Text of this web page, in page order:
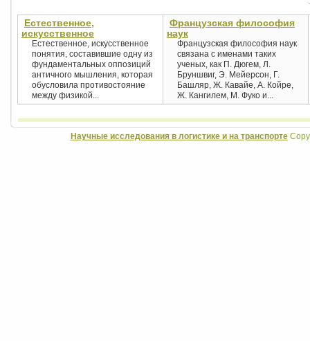
Естественное,
искусственное
Естественное, искусственное
понятия, составившие одну из
фундаментальных оппозиций
античного мышления, которая
обусловила противостояние
между физикой...
Французская философия
наук
Французская философия наук
связана с именами таких
ученых, как П. Дюгем, Л.
Бруншвиг, Э. Мейерсон, Г.
Башляр, Ж. Кавайе, А. Койре,
Ж. Кангилем, М. Фуко и...
Научные исследования в логистике и на транспорте